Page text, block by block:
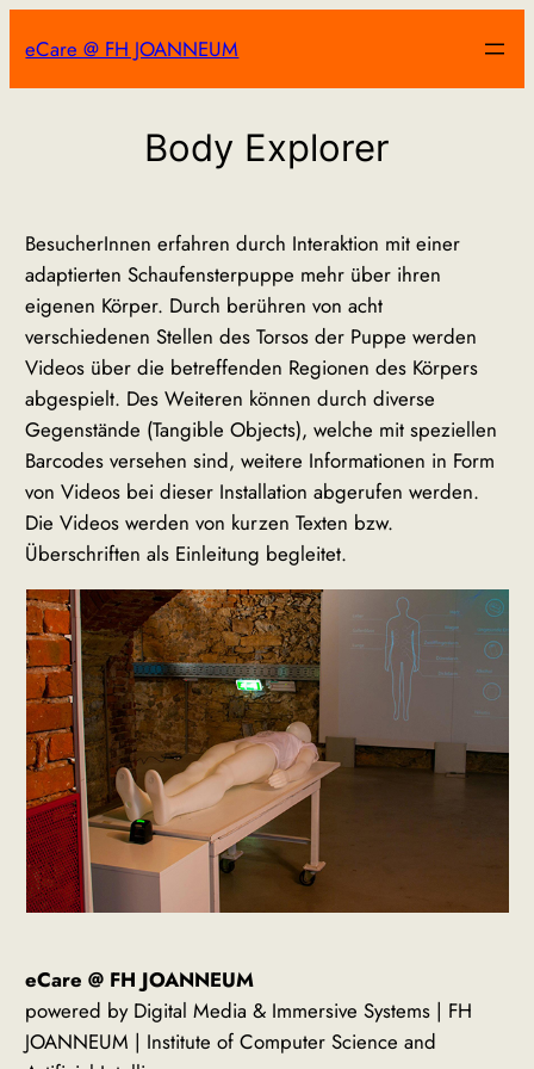
Inhalt
springen
eCare @ FH JOANNEUM
Body Explorer
BesucherInnen erfahren durch Interaktion mit einer
adaptierten Schaufensterpuppe mehr über ihren
eigenen Körper. Durch berühren von acht
verschiedenen Stellen des Torsos der Puppe werden
Videos über die betreffenden Regionen des Körpers
abgespielt. Des Weiteren können durch diverse
Gegenstände (Tangible Objects), welche mit speziellen
Barcodes versehen sind, weitere Informationen in Form
von Videos bei dieser Installation abgerufen werden.
Die Videos werden von kurzen Texten bzw.
Überschriften als Einleitung begleitet.
eCare @ FH JOANNEUM
powered by Digital Media & Immersive Systems | FH
JOANNEUM | Institute of Computer Science and